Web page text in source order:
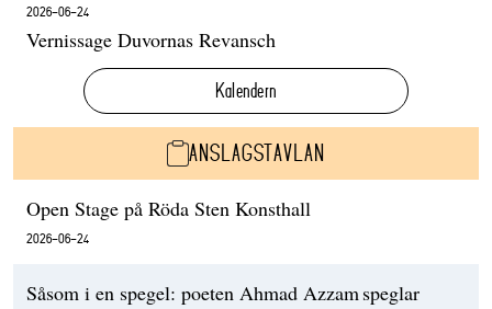
2026-06-24
Vernissage Duvornas Revansch
Kalendern
ANSLAGSTAVLAN
Open Stage på Röda Sten Konsthall
2026-06-24
Såsom i en spegel: poeten Ahmad Azzam speglar